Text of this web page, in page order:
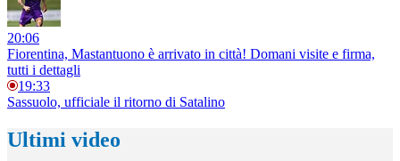
20:06
Fiorentina, Mastantuono è arrivato in città! Domani visite e firma,
tutti i dettagli
19:33
Sassuolo, ufficiale il ritorno di Satalino
Ultimi video